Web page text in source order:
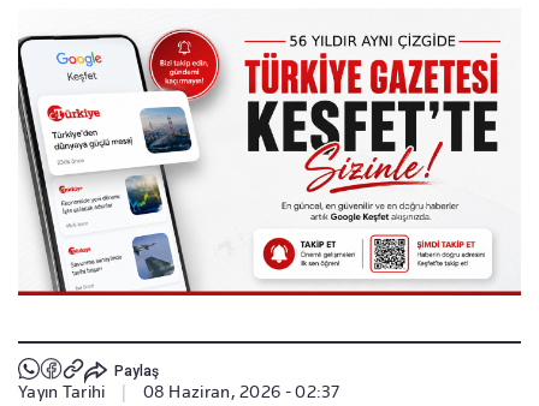
Paylaş
Yayın Tarihi 08 Haziran, 2026 - 02:37